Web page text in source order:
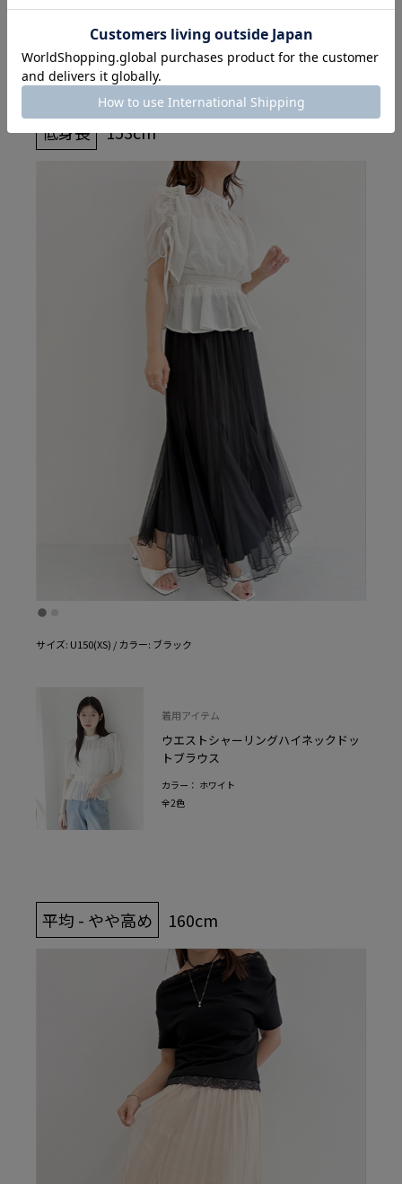
アイテムを見る
低身長 153cm
サイズ: U150(XS) / カラー: ブラック
着用アイテム
ウエストシャーリングハイネックドッ
トブラウス
カラー： ホワイト
全2色
平均 - やや高め 160cm